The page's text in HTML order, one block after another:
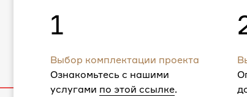
1
Выбор комплектации проекта
Ознакомьтесь с нашими
услугами по этой ссылке.